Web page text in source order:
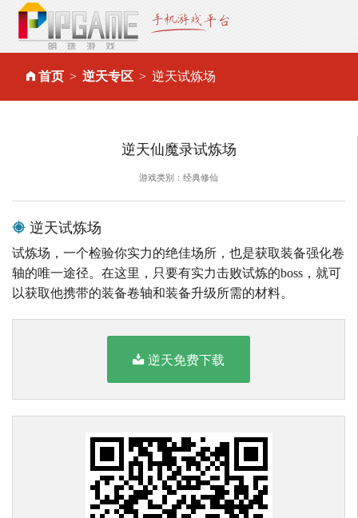
首页 逆天专区 逆天试炼场
逆天仙魔录试炼场
游戏类别：经典修仙
逆天试炼场
试炼场，一个检验你实力的绝佳场所，也是获取装备强化卷
轴的唯一途径。在这里，只要有实力击败试炼的boss，就可
以获取他携带的装备卷轴和装备升级所需的材料。
逆天免费下载